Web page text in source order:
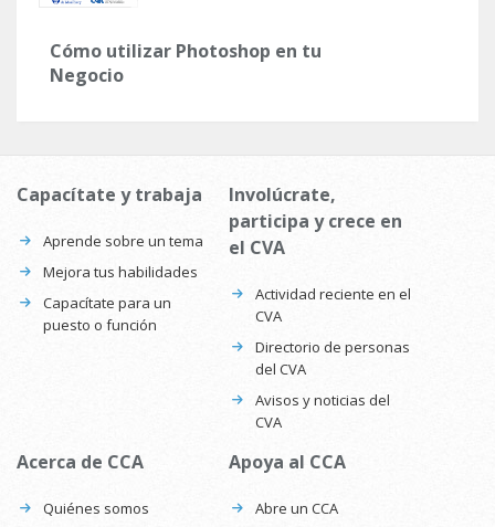
Cómo utilizar Photoshop en tu
Negocio
Capacítate y trabaja
Aprende sobre un tema
Mejora tus habilidades
Capacítate para un
puesto o función
Involúcrate,
participa y crece en
el CVA
Actividad reciente en el
CVA
Directorio de personas
del CVA
Avisos y noticias del
CVA
Acerca de CCA
Quiénes somos
Apoya al CCA
Abre un CCA